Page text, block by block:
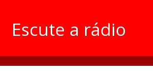
Escute a rádio